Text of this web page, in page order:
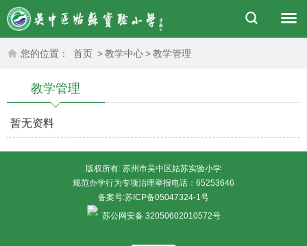
您的位置： 首页 >教学中心>教学管理
教学管理
暂无资料
版权所有: 苏州市吴中区姑苏实验小学
规范办学行为专项治理举报电话：65253646
备案号:苏ICP备05047324-1号
苏公网安备 32050602010572号